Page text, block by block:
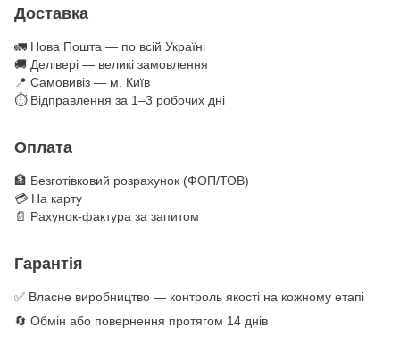
Доставка
🚛 Нова Пошта — по всій Україні
🚚 Делівері — великі замовлення
📍 Самовивіз — м. Київ
⏱ Відправлення за 1–3 робочих дні
Оплата
🏦 Безготівковий розрахунок (ФОП/ТОВ)
💳 На карту
📄 Рахунок-фактура за запитом
Гарантія
✅ Власне виробництво — контроль якості на кожному етапі
🔄 Обмін або повернення протягом 14 днів